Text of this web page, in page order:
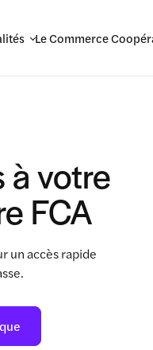
Le Commerce
à votre
FCA
un accès rapide